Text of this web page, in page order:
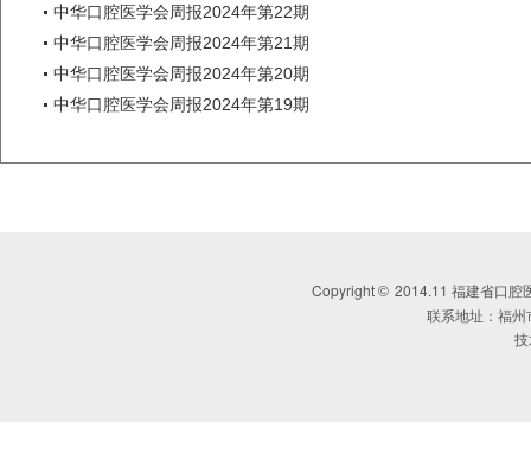
中华口腔医学会周报2024年第22期
中华口腔医学会周报2024年第21期
中华口腔医学会周报2024年第20期
中华口腔医学会周报2024年第19期
Copyright © 2014.11 福建省口腔
联系地址：福